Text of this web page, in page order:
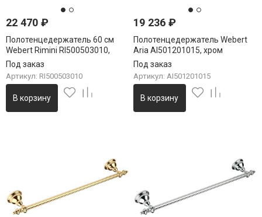
22 470 ₽
Полотенцедержатель 60 см
Webert Rimini RI500503010,
золото
Под заказ
Артикул: RI500503010
В корзину
19 236₽
Полотенцедержатель Webert
Aria AI501201015, хром
Под заказ
Артикул: AI501201015
В корзину